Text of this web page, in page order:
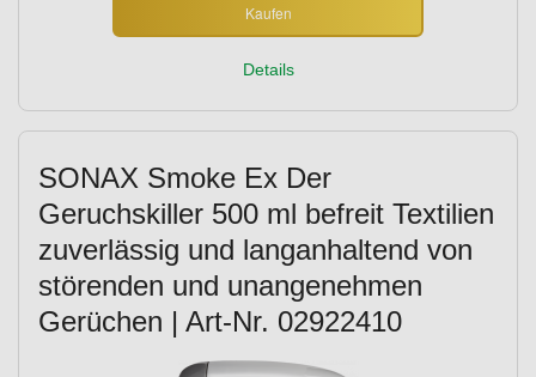
Kaufen
Details
SONAX Smoke Ex Der
Geruchskiller 500 ml befreit Textilien
zuverlässig und langanhaltend von
störenden und unangenehmen
Gerüchen | Art-Nr. 02922410